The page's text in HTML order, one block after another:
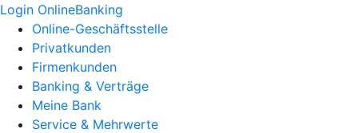
Login OnlineBanking
Online-Geschäftsstelle
Privatkunden
Firmenkunden
Banking & Verträge
Meine Bank
Service & Mehrwerte